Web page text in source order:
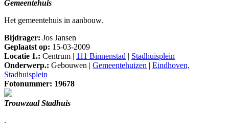
Gemeentehuis
Het gemeentehuis in aanbouw.
Bijdrager: Jos Jansen
Geplaatst op: 15-03-2009
Locatie 1.: Centrum | 111 Binnenstad | Stadhuisplein
Onderwerp.: Gebouwen | Gemeentehuizen | Eindhoven,
Stadhuisplein
Fotonummer: 19678
Trouwzaal Stadhuis
.